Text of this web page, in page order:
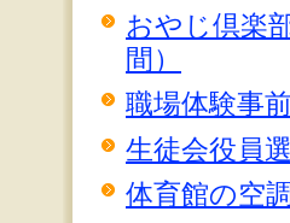
おやじ倶楽
間）
職場体験事
生徒会役員
体育館の空